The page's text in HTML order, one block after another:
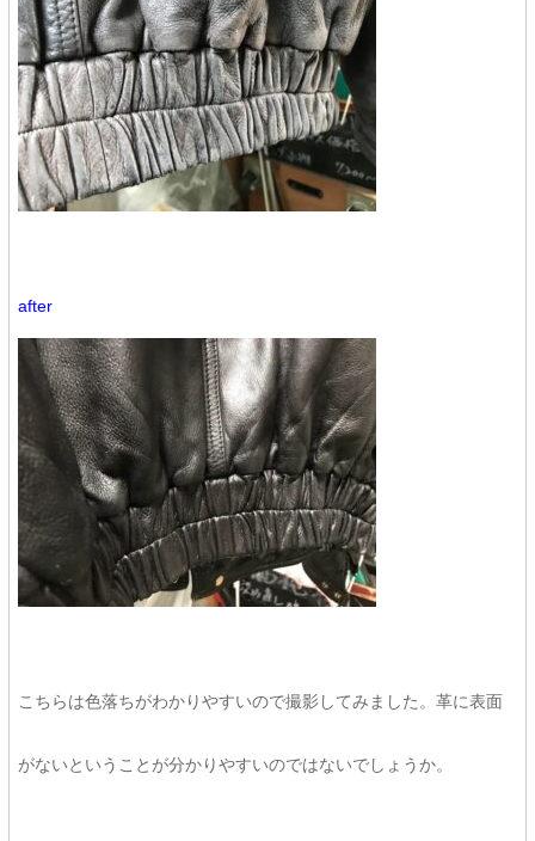
after
こちらは色落ちがわかりやすいので撮影してみました。革に表面
がないということが分かりやすいのではないでしょうか。